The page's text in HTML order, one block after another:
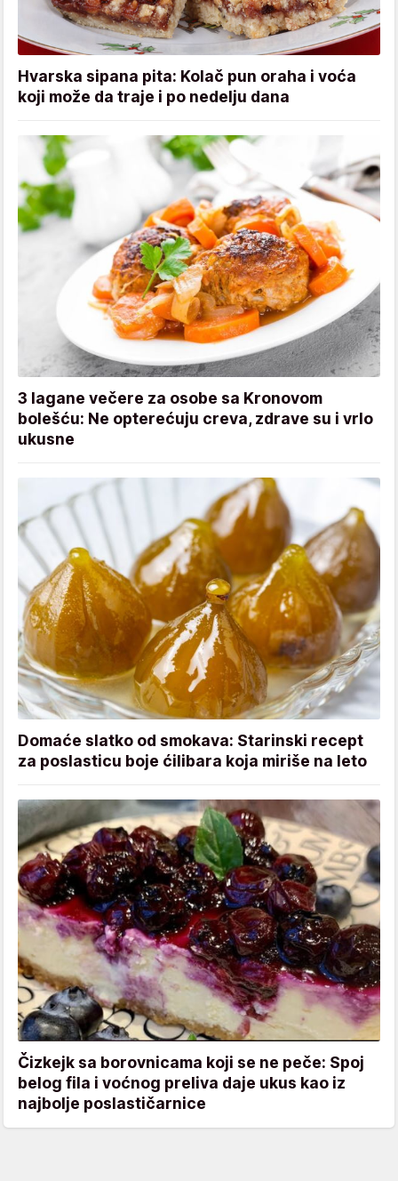
Hvarska sipana pita: Kolač pun oraha i voća
koji može da traje i po nedelju dana
3 lagane večere za osobe sa Kronovom
bolešću: Ne opterećuju creva, zdrave su i vrlo
ukusne
Domaće slatko od smokava: Starinski recept
za poslasticu boje ćilibara koja miriše na leto
Čizkejk sa borovnicama koji se ne peče: Spoj
belog fila i voćnog preliva daje ukus kao iz
najbolje poslastičarnice